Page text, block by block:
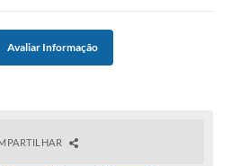
Avaliar Informação